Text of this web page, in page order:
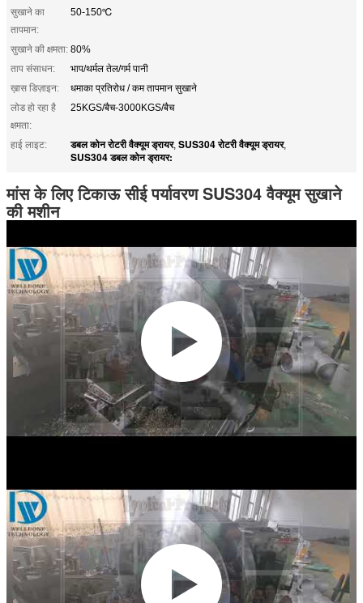
सुखाने का
तापमान:
50-150℃
सुखाने की क्षमता: 80%
ताप संसाधन:
भाप/थर्मल तेल/गर्म पानी
ख़ास डिज़ाइन:
धमाका प्रतिरोध / कम तापमान सुखाने
लोड हो रहा है
क्षमता:
25KGS/बैच-3000KGS/बैच
हाई लाइट: डबल कोन रोटरी वैक्यूम ड्रायर, SUS304 रोटरी वैक्यूम ड्रायर,
SUS304 डबल कोन ड्रायर:
मांस के लिए टिकाऊ सीई पर्यावरण SUS304 वैक्यूम सुखाने
की मशीन